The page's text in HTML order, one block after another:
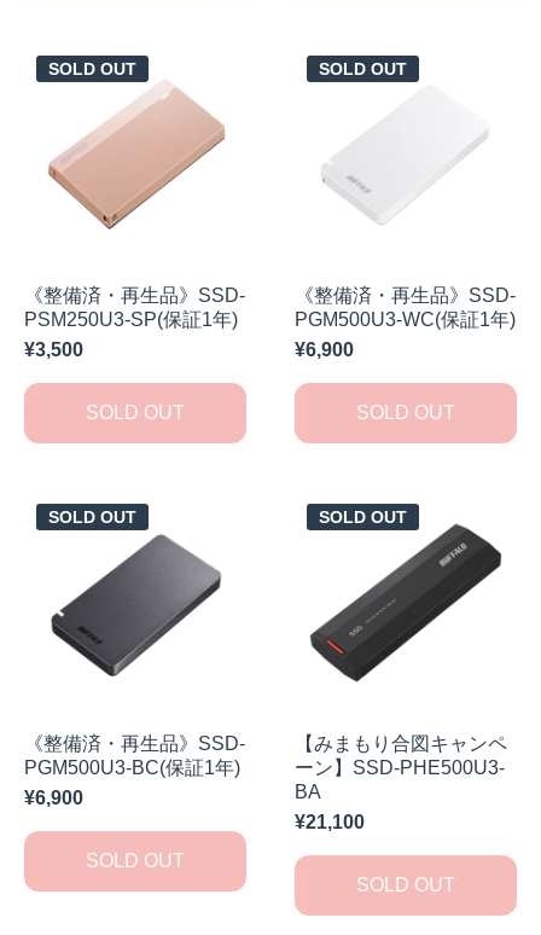
SOLD OUT
《整備済・再生品》SSD-
PSM250U3-SP(保証1年)
¥3,500
SOLD OUT
SOLD OUT
《整備済・再生品》SSD-
PGM500U3-WC(保証1年)
¥6,900
SOLD OUT
SOLD OUT
《整備済・再生品》SSD-
PGM500U3-BC(保証1年)
¥6,900
SOLD OUT
SOLD OUT
【みまもり合図キャンペ
ーン】SSD-PHE500U3-
BA
¥21,100
SOLD OUT